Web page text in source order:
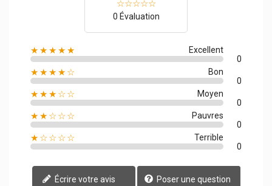
0 Évaluation
★★★★★
Excellent
0
★★★★☆
Bon
0
★★★☆☆
Moyen
0
★★☆☆☆
Pauvres
0
★☆☆☆☆
Terrible
0
Écrire votre avis Poser une question